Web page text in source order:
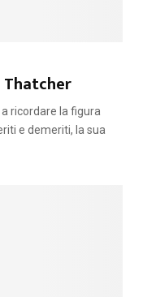
ricordare la figura
e demeriti, la sua